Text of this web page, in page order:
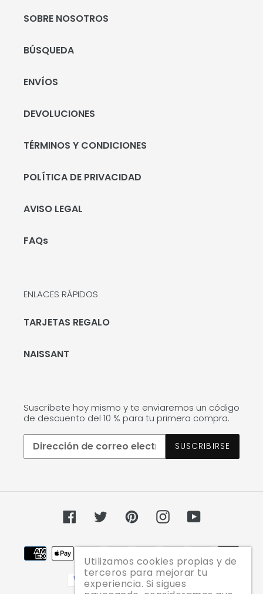
SOBRE NOSOTROS
BÚSQUEDA
ENVÍOS
DEVOLUCIONES
TÉRMINOS Y CONDICIONES
POLÍTICA DE PRIVACIDAD
AVISO LEGAL
FAQs
ENLACES RÁPIDOS
TARJETAS REGALO
NAISSANT
Suscríbete hoy mismo y te enviaremos un código
de descuento del 10 % para tu primera compra.
SUSCRIBIRSE
FacebookTwitterPinterestInstagramYouTube
Métodos
de
pago
Utilizamos cookies propias y de
terceros para mejorar tu
experiencia. Si sigues